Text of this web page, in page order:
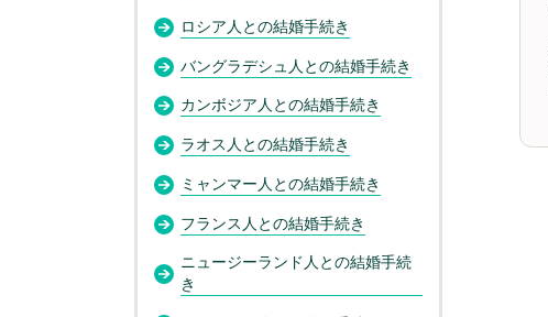
ロシア人との結婚手続き
バングラデシュ人との結婚手続き
カンボジア人との結婚手続き
ラオス人との結婚手続き
ミャンマー人との結婚手続き
フランス人との結婚手続き
ニュージーランド人との結婚手続
き